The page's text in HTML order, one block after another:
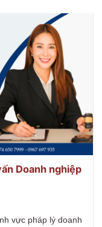
Doanh nghiệp
vực pháp lý doanh